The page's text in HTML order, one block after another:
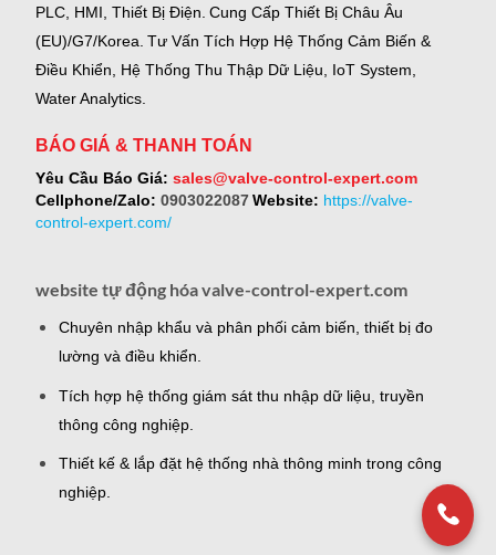
PLC, HMI, Thiết Bị Điện. Cung Cấp Thiết Bị Châu Âu
(EU)/G7/Korea. Tư Vấn Tích Hợp Hệ Thống Cảm Biến &
Điều Khiển, Hệ Thống Thu Thập Dữ Liệu, IoT System,
Water Analytics.
BÁO GIÁ & THANH TOÁN
Yêu Cầu Báo Giá: sales@valve-control-expert.com
Cellphone/Zalo: 0903022087 Website: https://valve-
control-expert.com/
website tự động hóa valve-control-expert.com
Chuyên nhập khẩu và phân phối cảm biến, thiết bị đo
lường và điều khiển.
Tích hợp hệ thống giám sát thu nhập dữ liệu, truyền
thông công nghiệp.
Thiết kế & lắp đặt hệ thống nhà thông minh trong công
nghiệp.